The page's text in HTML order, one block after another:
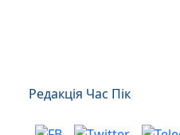
Редакція Час Пік